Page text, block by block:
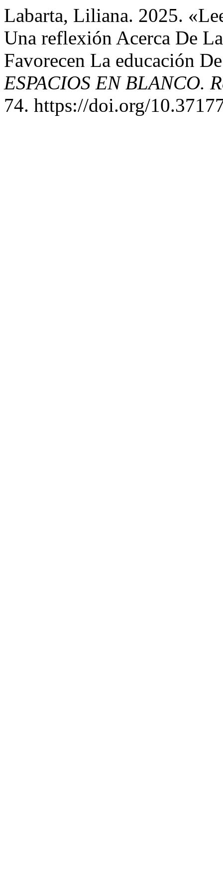
Labarta, Liliana. 2025.
Una reflexión Acerca De
Favorecen La educación
ESPACIOS EN BLANCO.
74. https://doi.org/